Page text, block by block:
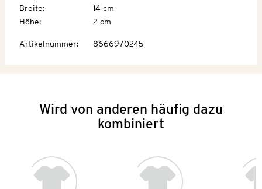
Breite:
14 cm
Höhe: 2 cm
Artikelnummer: 8666970245
Wird von anderen häufig dazu
kombiniert